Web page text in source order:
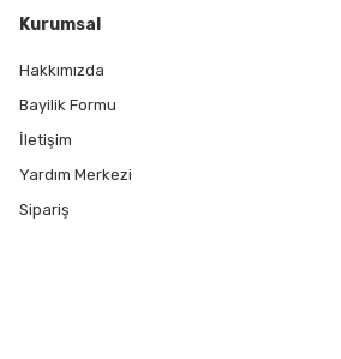
Kurumsal
Hakkımızda
Bayilik Formu
İletişim
Yardım Merkezi
Sipariş